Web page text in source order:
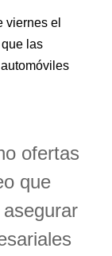
viernes el
las
ofertas
que